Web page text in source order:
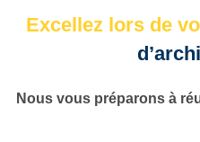
Excellez lors de
Nous vous préparons à